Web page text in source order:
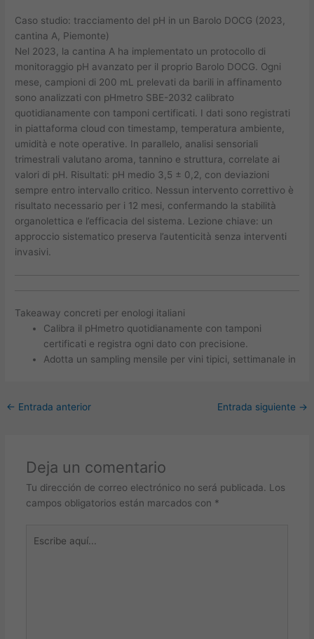
Caso studio: tracciamento del pH in un Barolo DOCG (2023,
cantina A, Piemonte)
Nel 2023, la cantina A ha implementato un protocollo di
monitoraggio pH avanzato per il proprio Barolo DOCG. Ogni
mese, campioni di 200 mL prelevati da barili in affinamento
sono analizzati con pHmetro SBE-2032 calibrato
quotidianamente con tamponi certificati. I dati sono registrati
in piattaforma cloud con timestamp, temperatura ambiente,
umidità e note operative. In parallelo, analisi sensoriali
trimestrali valutano aroma, tannino e struttura, correlate ai
valori di pH. Risultati: pH medio 3,5 ± 0,2, con deviazioni
sempre entro intervallo critico. Nessun intervento correttivo è
risultato necessario per i 12 mesi, confermando la stabilità
organolettica e l’efficacia del sistema. Lezione chiave: un
approccio sistematico preserva l’autenticità senza interventi
invasivi.
Takeaway concreti per enologi italiani
Calibra il pHmetro quotidianamente con tamponi
certificati e registra ogni dato con precisione.
Adotta un sampling mensile per vini tipici, settimanale in
← Entrada anterior Entrada siguiente →
Deja un comentario
Tu dirección de correo electrónico no será publicada.
Los
campos obligatorios están marcados con *
aquí...